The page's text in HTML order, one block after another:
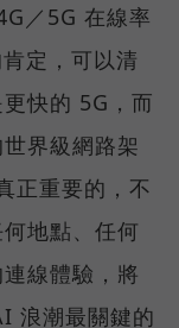
／5G 在線率
定，可以清
快的 5G，而
界級網路架
正重要的，不
地點、任何
線體驗，將
浪潮最關鍵的